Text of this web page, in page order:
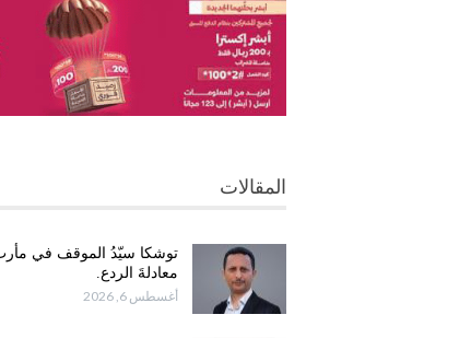
المقالات
توشكا سيّدُ الموقف في
معادلةَ الردع.
أغسطس 6, 2026